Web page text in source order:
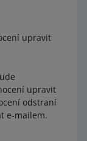
upravit
upravit
odstraní
e-mailem.